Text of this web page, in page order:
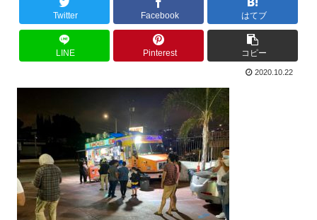
Twitter Facebook はてブ
LINE Pinterest コピー
2020.10.22